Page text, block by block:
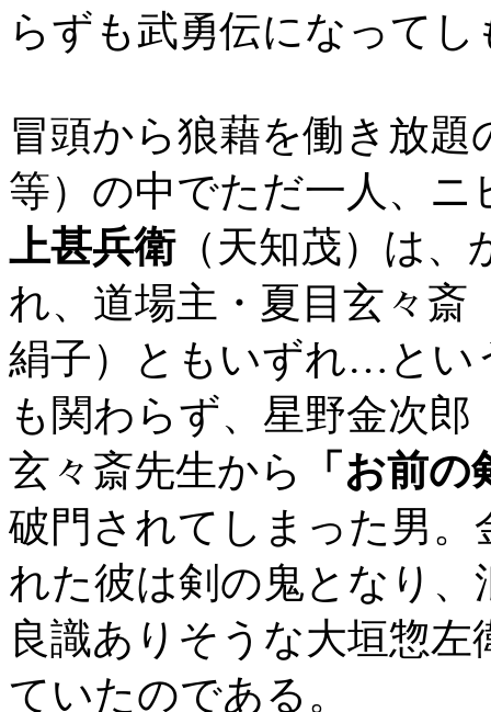
らずも武勇伝になって
冒頭から狼藉を働き放
等）の中でただ一人、
上甚兵衛（天知茂）は、
れ、道場主・夏目玄々斎
絹子）ともいずれ…とい
も関わらず、星野金次
玄々斎先生から
「お前
破門されてしまった男
れた彼は剣の鬼となり
良識ありそうな大垣惣
ていたのである。